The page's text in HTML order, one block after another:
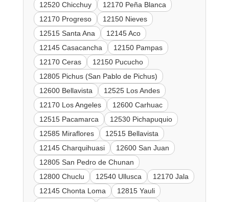
12520 Chicchuy
12170 Peña Blanca
12170 Progreso
12150 Nieves
12515 Santa Ana
12145 Aco
12145 Casacancha
12150 Pampas
12170 Ceras
12150 Pucucho
12805 Pichus (San Pablo de Pichus)
12600 Bellavista
12525 Los Andes
12170 Los Angeles
12600 Carhuac
12515 Pacamarca
12530 Pichapuquio
12585 Miraflores
12515 Bellavista
12145 Charquihuasi
12600 San Juan
12805 San Pedro de Chunan
12800 Chuclu
12540 Ullusca
12170 Jala
12145 Chonta Loma
12815 Yauli